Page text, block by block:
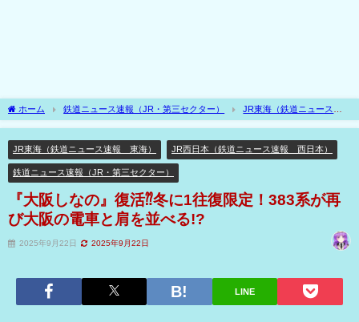
ホーム 鉄道ニュース速報（JR・第三セクター）
JR東海（鉄道ニュース速
報 東海）
『大阪しなの』復活⁇冬に1往復限定！383系が再び大阪の電車と肩を並
JR東海（鉄道ニュース速報 東海）
JR西日本（鉄道ニュース速報 西日本）
鉄道ニュース速報（JR・第三セクター）
『大阪しなの』復活⁇冬に1往復限定！383系が再
び大阪の電車と肩を並べる!?
2025年9月22日 2025年9月22日
LINE